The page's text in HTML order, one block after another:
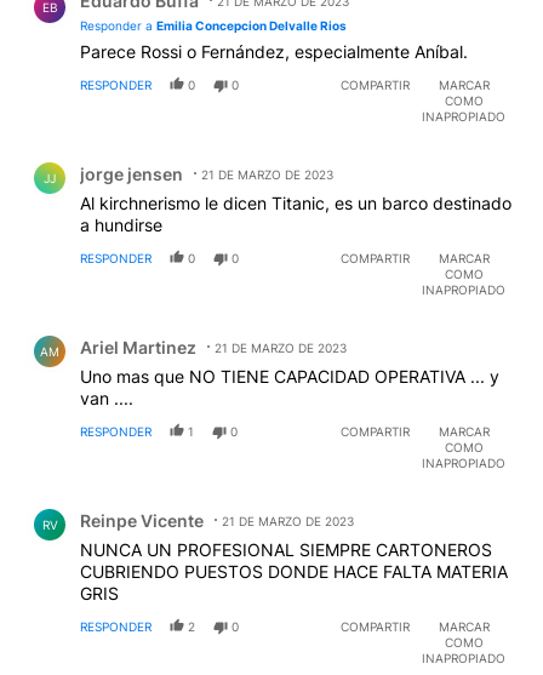
EB
Responder a Emilia Concepcion Delvalle Rios
Parece Rossi o Fernández, especialmente Aníbal.
RESPONDER 0 0 COMPARTIR
MARCAR
COMO
INAPROPIADO
JJ jorge jensen 21 DE MARZO DE 2023
Al kirchnerismo le dicen Titanic, es un barco destinado
a hundirse
RESPONDER 0 0 COMPARTIR
MARCAR
COMO
INAPROPIADO
AM Ariel Martinez 21 DE MARZO DE 2023
Uno mas que NO TIENE CAPACIDAD OPERATIVA ... y
van ....
RESPONDER 1 0 COMPARTIR
MARCAR
COMO
INAPROPIADO
RV Reinpe Vicente 21 DE MARZO DE 2023
NUNCA UN PROFESIONAL SIEMPRE CARTONEROS
CUBRIENDO PUESTOS DONDE HACE FALTA MATERIA
GRIS
RESPONDER 2 0 COMPARTIR
MARCAR
COMO
INAPROPIADO